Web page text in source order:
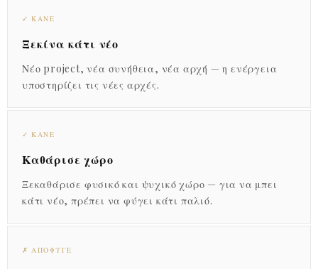
✓ ΚΆΝΕ
Ξεκίνα κάτι νέο
Νέο project, νέα συνήθεια, νέα αρχή — η ενέργεια
υποστηρίζει τις νέες αρχές.
✓ ΚΆΝΕ
Καθάρισε χώρο
Ξεκαθάρισε φυσικό και ψυχικό χώρο — για να μπει
κάτι νέο, πρέπει να φύγει κάτι παλιό.
✗ ΑΠΌΦΥΓΕ